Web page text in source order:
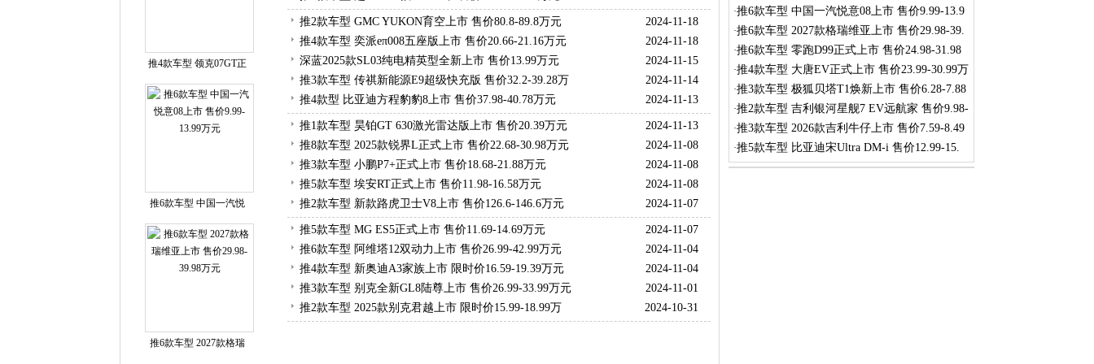
推4款车型 领克07GT正
推6款车型 中国一汽悦
推6款车型 2027款格瑞
推2款车型 GMC YUKON育空上市 售价80.8-89.8万元
2024-11-18
推4款车型 奕派eπ008五座版上市 售价20.66-21.16万元
2024-11-18
深蓝2025款SL03纯电精英型全新上市 售价13.99万元
2024-11-15
推3款车型 传祺新能源E9超级快充版 售价32.2-39.28万
2024-11-14
推4款型 比亚迪方程豹豹8上市 售价37.98-40.78万元
2024-11-13
推1款车型 昊铂GT 630激光雷达版上市 售价20.39万元
2024-11-13
推8款车型 2025款锐界L正式上市 售价22.68-30.98万元
2024-11-08
推3款车型 小鹏P7+正式上市 售价18.68-21.88万元
2024-11-08
推5款车型 埃安RT正式上市 售价11.98-16.58万元
2024-11-08
推2款车型 新款路虎卫士V8上市 售价126.6-146.6万元
2024-11-07
推5款车型 MG ES5正式上市 售价11.69-14.69万元
2024-11-07
推6款车型 阿维塔12双动力上市 售价26.99-42.99万元
2024-11-04
推4款车型 新奥迪A3家族上市 限时价16.59-19.39万元
2024-11-04
推3款车型 别克全新GL8陆尊上市 售价26.99-33.99万元
2024-11-01
推2款车型 2025款别克君越上市 限时价15.99-18.99万
2024-10-31
·推6款车型 中国一汽悦意08上市 售价9.99-13.9
·推6款车型 2027款格瑞维亚上市 售价29.98-39.
·推6款车型 零跑D99正式上市 售价24.98-31.98
·推4款车型 大唐EV正式上市 售价23.99-30.99万
·推3款车型 极狐贝塔T1焕新上市 售价6.28-7.88
·推2款车型 吉利银河星舰7 EV远航家 售价9.98-
·推3款车型 2026款吉利牛仔上市 售价7.59-8.49
·推5款车型 比亚迪宋Ultra DM-i 售价12.99-15.